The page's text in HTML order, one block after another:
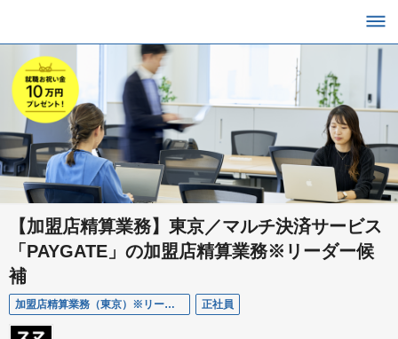
【加盟店精算業務】東京／マルチ決済サービス
「PAYGATE」の加盟店精算業務※リーダー候
補
加盟店精算業務（東京）※リーダー候補 正社員